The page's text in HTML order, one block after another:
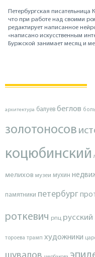
Петербургская писательница
что при работе над своими
редактирует написанное
«написано искусственным
Буржской занимает месяц и
архитектура балуев беглов
золотоносов
коцюбинский
мелихов музеи мухин
памятники петербург
роткевич рпц
тороева трамп художники